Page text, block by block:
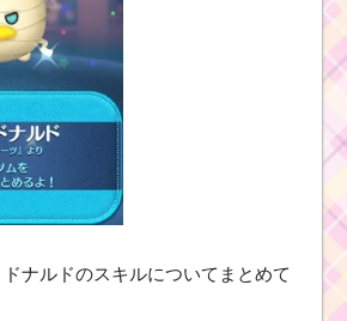
ナルドのスキルについてまとめて